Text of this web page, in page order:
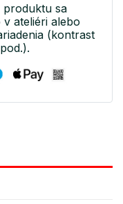
sa
ateliéri alebo
(kontrast